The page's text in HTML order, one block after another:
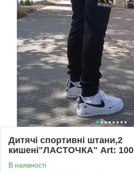
Дитячі спортивні штани,2
кишені"ЛАСТОЧКА" Art:
В наявності